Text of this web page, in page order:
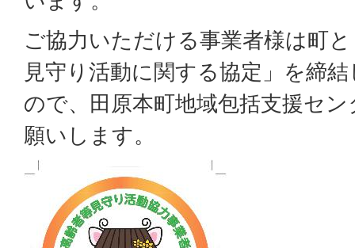
ご協力いただける事業者様は町
見守り活動に関する協定」を締
ので、田原本町地域包括支援セ
願いします。